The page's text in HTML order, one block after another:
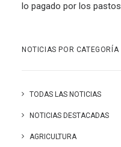
lo pagado por los pastos
NOTICIAS POR CATEGORÍA
TODAS LAS NOTICIAS
NOTICIAS DESTACADAS
AGRICULTURA